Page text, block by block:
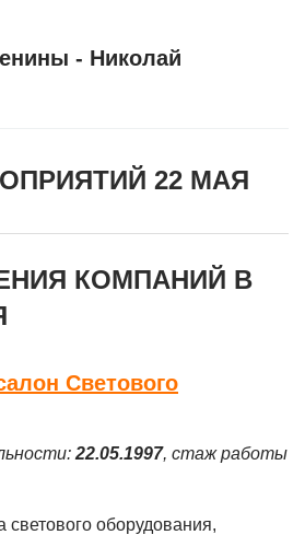
- Николай
22 МАЯ
КОМПАНИЙ В
Светового
22.05.1997, стаж работы
светового оборудования,